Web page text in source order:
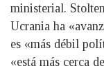
ministerial.
Ucrania ha
es «más débil
«está más cerca